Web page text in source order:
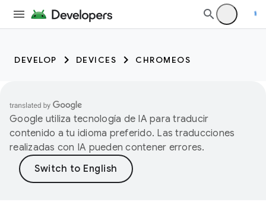
DEVELOP DEVICES CHROMEOS
Google utiliza tecnología de IA para traducir
contenido a tu idioma preferido. Las traducciones
realizadas con IA pueden contener errores.